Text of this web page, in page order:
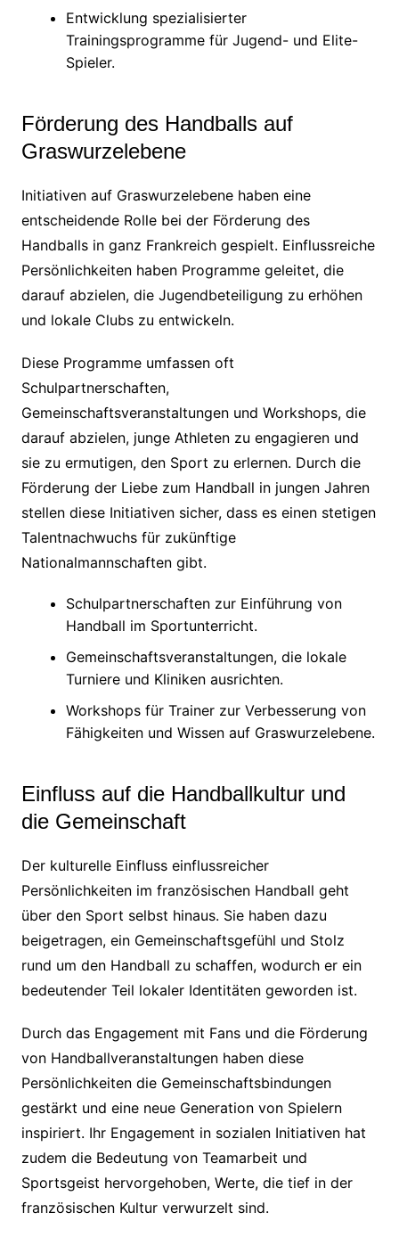
Entwicklung spezialisierter
Trainingsprogramme für Jugend- und Elite-
Spieler.
Förderung des Handballs auf
Graswurzelebene
Initiativen auf Graswurzelebene haben eine
entscheidende Rolle bei der Förderung des
Handballs in ganz Frankreich gespielt. Einflussreiche
Persönlichkeiten haben Programme geleitet, die
darauf abzielen, die Jugendbeteiligung zu erhöhen
und lokale Clubs zu entwickeln.
Diese Programme umfassen oft
Schulpartnerschaften,
Gemeinschaftsveranstaltungen und Workshops, die
darauf abzielen, junge Athleten zu engagieren und
sie zu ermutigen, den Sport zu erlernen. Durch die
Förderung der Liebe zum Handball in jungen Jahren
stellen diese Initiativen sicher, dass es einen stetigen
Talentnachwuchs für zukünftige
Nationalmannschaften gibt.
Schulpartnerschaften zur Einführung von
Handball im Sportunterricht.
Gemeinschaftsveranstaltungen, die lokale
Turniere und Kliniken ausrichten.
Workshops für Trainer zur Verbesserung von
Fähigkeiten und Wissen auf Graswurzelebene.
Einfluss auf die Handballkultur und
die Gemeinschaft
Der kulturelle Einfluss einflussreicher
Persönlichkeiten im französischen Handball geht
über den Sport selbst hinaus. Sie haben dazu
beigetragen, ein Gemeinschaftsgefühl und Stolz
rund um den Handball zu schaffen, wodurch er ein
bedeutender Teil lokaler Identitäten geworden ist.
Durch das Engagement mit Fans und die Förderung
von Handballveranstaltungen haben diese
Persönlichkeiten die Gemeinschaftsbindungen
gestärkt und eine neue Generation von Spielern
inspiriert. Ihr Engagement in sozialen Initiativen hat
zudem die Bedeutung von Teamarbeit und
Sportsgeist hervorgehoben, Werte, die tief in der
französischen Kultur verwurzelt sind.